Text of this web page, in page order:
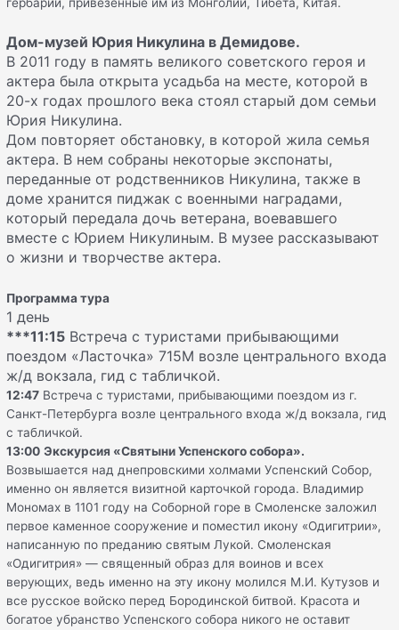
Дом-музей Юрия Никулина в Демидове.
В 2011 году в память великого советского героя и
актера была открыта усадьба на месте, которой в
20-х годах прошлого века стоял старый дом семьи
Юрия Никулина.
Дом повторяет обстановку, в которой жила семья
актера. В нем собраны некоторые экспонаты,
переданные от родственников Никулина, также в
доме хранится пиджак с военными наградами,
который передала дочь ветерана, воевавшего
вместе с Юрием Никулиным. В музее рассказывают
о жизни и творчестве актера.
Программа тура
1 день
***11:15 Встреча с туристами прибывающими
поездом «Ласточка» 715М возле центрального входа
ж/д вокзала, гид с табличкой.
12:47 Встреча с туристами, прибывающими поездом из г.
Санкт-Петербурга возле центрального входа ж/д вокзала, гид
с табличкой.
13:00 Экскурсия «Святыни Успенского собора».
Возвышается над днепровскими холмами Успенский Собор,
именно он является визитной карточкой города. Владимир
Мономах в 1101 году на Соборной горе в Смоленске заложил
первое каменное сооружение и поместил икону «Одигитрии»,
написанную по преданию святым Лукой. Смоленская
«Одигитрия» — священный образ для воинов и всех
верующих, ведь именно на эту икону молился М.И. Кутузов и
все русское войско перед Бородинской битвой. Красота и
богатое убранство Успенского собора никого не оставит